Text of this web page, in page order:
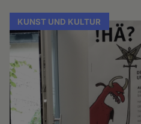
KUNST UND KULTUR